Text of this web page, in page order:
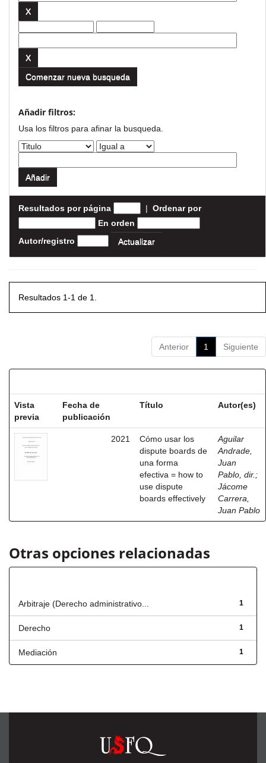
Comenzar nueva busqueda
Añadir filtros:
Usa los filtros para afinar la busqueda.
Resultados por página | Ordenar por
En orden
Autor/registro
Resultados 1-1 de 1.
Anterior 1 Siguiente
Vista
previa
Fecha de
publicación
Título Autor(es)
2021
Cómo usar los
dispute boards de
una forma
efectiva = how to
use dispute
boards effectively
Aguilar
Andrade,
Juan
Pablo, dir. ;
Jácome
Carrera,
Juan Pablo
Otras opciones relacionadas
1
Arbitraje (Derecho administrativo...
1
Derecho
1
Mediación